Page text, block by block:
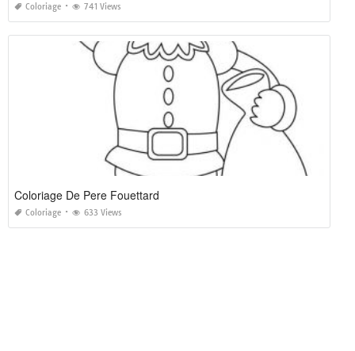
Coloriage 741 Views
Coloriage De Pere Fouettard
Coloriage 633 Views